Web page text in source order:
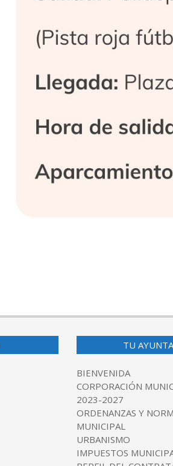
TU
BIENVENIDA
CORPORACIÓN
2023-2027
ORDENANZAS Y
MUNICIPAL
URBANISMO
IMPUESTOS